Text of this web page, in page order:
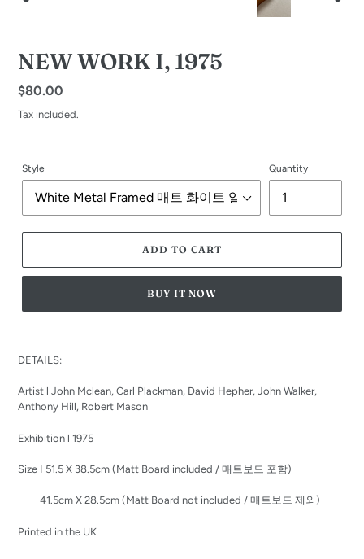
NEW WORK I, 1975
Regular
price
$80.00
Tax included.
Style Quantity
ADD TO CART
BUY IT NOW
to
cart
DETAILS:
Artist l John Mclean, Carl Plackman, David Hepher, John Walker,
Anthony Hill, Robert Mason
Exhibition l 1975
Size I 51.5 X 38.5cm (Matt Board included / 매트보드 포함)
41.5cm X 28.5cm (Matt Board not included / 매트보드 제외)
Printed in the UK